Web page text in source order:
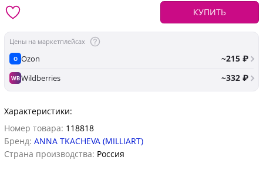
КУПИТЬ
Цены на маркетплейсах
O Ozon ~215 ₽
WBWildberries ~332 ₽
Характеристики:
Номер товара: 118818
Бренд: ANNA TKACHEVA (MILLIART)
Страна производства: Россия